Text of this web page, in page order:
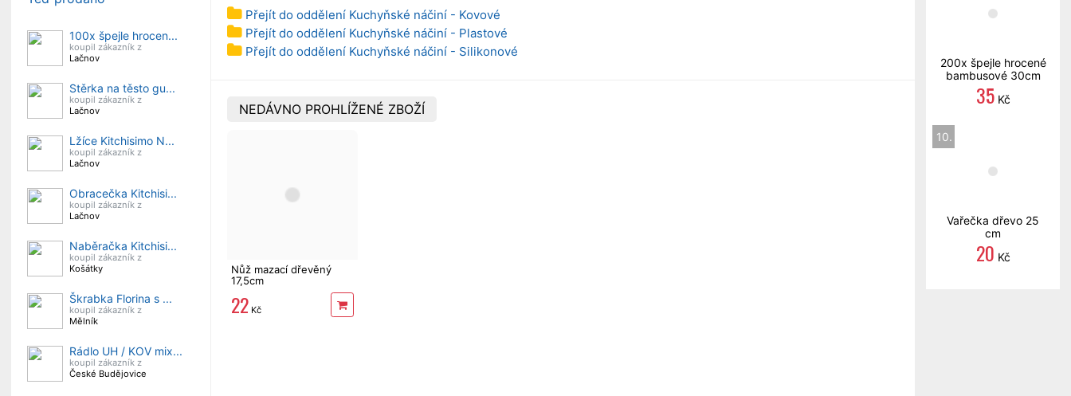
100x špejle hrocen...
koupil zákazník z
Lačnov
Stěrka na těsto gu...
koupil zákazník z
Lačnov
Lžíce Kitchisimo N...
koupil zákazník z
Lačnov
Obracečka Kitchisi...
koupil zákazník z
Lačnov
Naběračka Kitchisi...
koupil zákazník z
Košátky
Škrabka Florina s ...
koupil zákazník z
Mělník
Rádlo UH / KOV mix...
koupil zákazník z
České Budějovice
Přejít do oddělení Kuchyňské náčiní - Kovové
Přejít do oddělení Kuchyňské náčiní - Plastové
Přejít do oddělení Kuchyňské náčiní - Silikonové
NEDÁVNO PROHLÍŽENÉ ZBOŽÍ
Nůž mazací dřevěný
17,5cm
22 Kč
200x špejle hrocené
bambusové 30cm
35Kč
10.
Vařečka dřevo 25
cm
20 Kč